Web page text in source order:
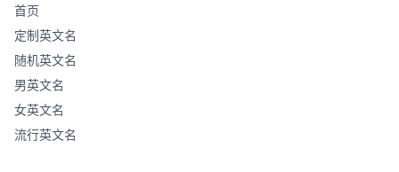
首页
定制英文名
随机英文名
男英文名
女英文名
流行英文名